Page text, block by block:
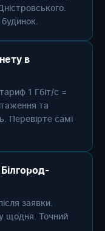
в
1 Гбіт/с =
та
Перевірте самі
заявки.
щодня. Точний